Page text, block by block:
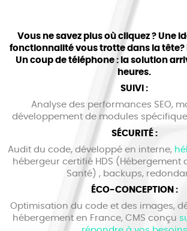
Vous ne savez plus où cliquez ? Une
fonctionnalité vous trotte dans la tête?
Un coup de téléphone : la solution
heures.
SUIVI :
Analyse des performances SEO,
développement de modules
SÉCURITÉ :
Audit du code, développé en interne,
hébergeur certifié HDS (Hébergement
Santé) , backups,
ÉCO-CONCEPTION :
Optimisation du code et des images,
hébergement en France, CMS conçu